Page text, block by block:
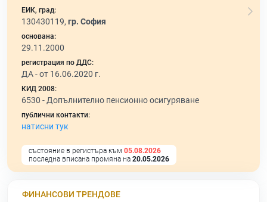
ЕИК, град:
130430119, гр. София
основана:
29.11.2000
регистрация по ДДС:
ДА - от 16.06.2020 г.
КИД 2008:
6530 - Допълнително пенсионно осигуряване
публични контакти:
натисни тук
състояние в регистъра към 05.08.2026
последна вписана промяна на 20.05.2026
ФИНАНСОВИ ТРЕНДОВЕ